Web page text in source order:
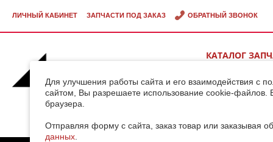
Для улучшения работы сайта и его взаимодействия с
сайтом, Вы разрешаете использование cookie-файлов.
браузера.
Отправляя форму с сайта, заказ товар или заказывая
данных
ЛИЧНЫЙ КАБИНЕТ ЗАПЧАСТИ ПОД ЗАКАЗ ОБРАТНЫЙ ЗВОНОК
КАТАЛОГ